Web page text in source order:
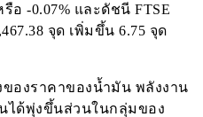
รือ -0.07% และดัชนี FTSE
จุด เพิ่มขึ้น 6.75 จุด
องราคาของน้ำมัน พลังงาน
ได้พุ่งขึ้นส่วนในกลุ่มของ